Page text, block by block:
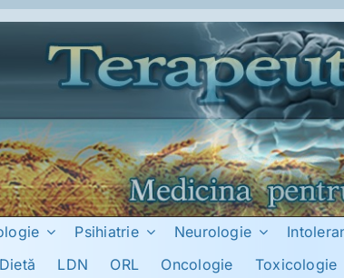
Psihiatrie Neurologie
Dietă LDN ORL Oncologie Toxicologie